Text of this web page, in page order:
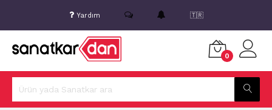
Yardım 🇹🇷
0